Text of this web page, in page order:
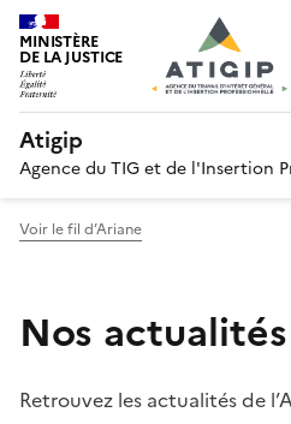
MINISTÈRE
DE LA JUSTICE
Atigip
Agence du TIG et de l'Insertion
Voir le fil d’Ariane
Nos actualités
Retrouvez les actualités de